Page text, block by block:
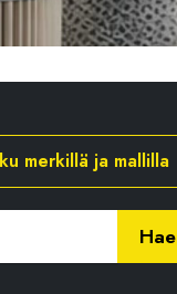
merkillä ja mallilla
Hae